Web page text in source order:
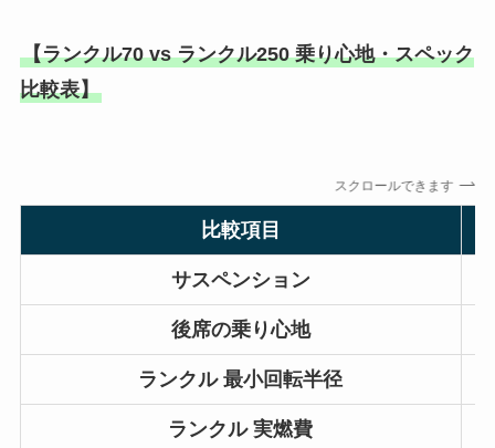
【ランクル70 vs ランクル250 乗り心地・スペック
比較表】
スクロールできます
比較項目
サスペンション
後席の乗り心地
ランクル 最小回転半径
ランクル 実燃費